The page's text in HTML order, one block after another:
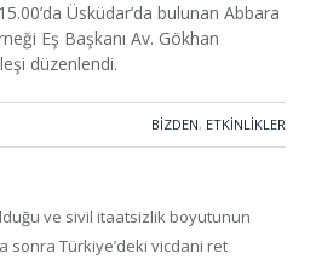
Üsküdar’da bulunan Abbara
Eş Başkanı Av. Gökhan
düzenlendi.
BIZDEN, ETKINLIKLER
ve sivil itaatsizlik boyutunun
sonra Türkiye’deki vicdani ret